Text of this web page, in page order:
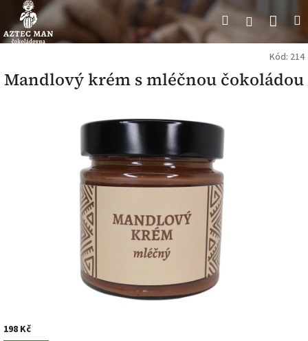
obsah
HledatPřihlášení
Kód: 214
Mandlový krém s mléčnou čokoládou
198 Kč